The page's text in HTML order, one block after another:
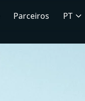
Parceiros PT